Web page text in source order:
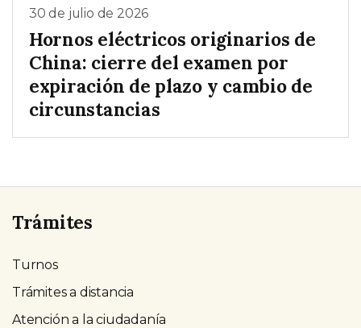
30 de julio de 2026
Hornos eléctricos originarios de
China: cierre del examen por
expiración de plazo y cambio de
circunstancias
Trámites
Turnos
Trámites a distancia
Atención a la ciudadanía